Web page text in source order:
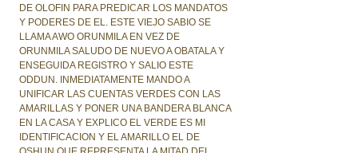
DE OLOFIN PARA PREDICAR LOS MANDATOS
Y PODERES DE EL. ESTE VIEJO SABIO SE
LLAMA AWO ORUNMILA EN VEZ DE
ORUNMILA SALUDO DE NUEVO A OBATALA Y
ENSEGUIDA REGISTRO Y SALIO ESTE
ODDUN. INMEDIATAMENTE MANDO A
UNIFICAR LAS CUENTAS VERDES CON LAS
AMARILLAS Y PONER UNA BANDERA BLANCA
EN LA CASA Y EXPLICO EL VERDE ES MI
IDENTIFICACION Y EL AMARILLO EL DE